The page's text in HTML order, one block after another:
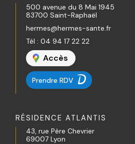
500 avenue du 8 Mai 1945
83700 Saint-Raphaël
hermes@hermes-sante.fr
Tél :04 94 17 22 22
Accès
Prendre RDV
RÉSIDENCE ATLANTIS
43, rue Père Chevrier
69007 Lyon